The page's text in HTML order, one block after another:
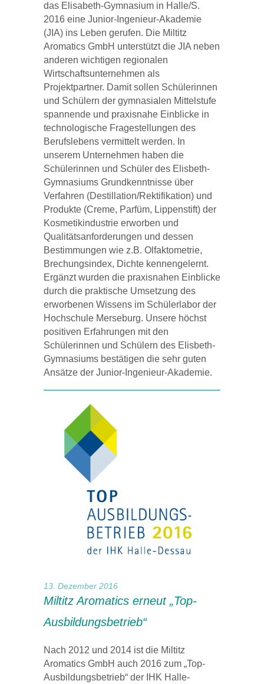
das Elisabeth-Gymnasium in Halle/S.
2016 eine Junior-Ingenieur-Akademie
(JIA) ins Leben gerufen. Die Miltitz
Aromatics GmbH unterstützt die JIA neben
anderen wichtigen regionalen
Wirtschaftsunternehmen als
Projektpartner. Damit sollen Schülerinnen
und Schülern der gymnasialen Mittelstufe
spannende und praxisnahe Einblicke in
technologische Fragestellungen des
Berufslebens vermittelt werden. In
unserem Unternehmen haben die
Schülerinnen und Schüler des Elisbeth-
Gymnasiums Grundkenntnisse über
Verfahren (Destillation/Rektifikation) und
Produkte (Creme, Parfüm, Lippenstift) der
Kosmetikindustrie erworben und
Qualitätsanforderungen und dessen
Bestimmungen wie z.B. Olfaktometrie,
Brechungsindex, Dichte kennengelernt.
Ergänzt wurden die praxisnahen Einblicke
durch die praktische Umsetzung des
erworbenen Wissens im Schülerlabor der
Hochschule Merseburg. Unsere höchst
positiven Erfahrungen mit den
Schülerinnen und Schülern des Elisbeth-
Gymnasiums bestätigen die sehr guten
Ansätze der Junior-Ingenieur-Akademie.
13. Dezember 2016
Miltitz Aromatics erneut „Top-
Ausbildungsbetrieb“
Nach 2012 und 2014 ist die Miltitz
Aromatics GmbH auch 2016 zum „Top-
Ausbildungsbetrieb“ der IHK Halle-